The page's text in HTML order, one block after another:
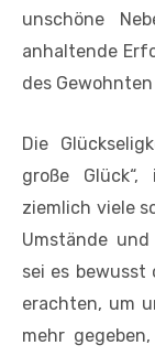
unschöne
anhaltende
des
Die
große
ziemlich viele
Umstände
sei es
erachten, um
mehr